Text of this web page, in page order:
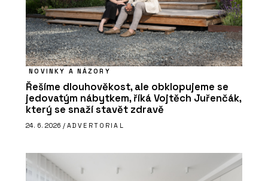
NOVINKY A NÁZORY
Řešíme dlouhověkost, ale obklopujeme se
jedovatým nábytkem, říká Vojtěch Juřenčák,
který se snaží stavět zdravě
24. 6. 2026 / ADVERTORIAL